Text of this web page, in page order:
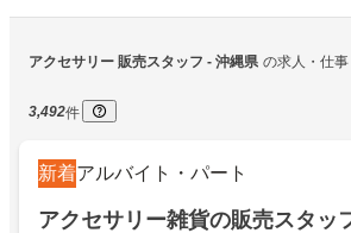
アクセサリー 販売スタッフ - 沖縄県 の求人・仕事
3,492件
新着アルバイト・パート
アクセサリー雑貨の販売スタッ